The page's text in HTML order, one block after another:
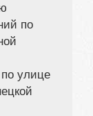
по
улице